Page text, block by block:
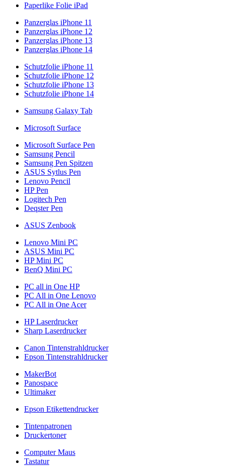
Paperlike Folie iPad
Panzerglas iPhone 11
Panzerglas iPhone 12
Panzerglas iPhone 13
Panzerglas iPhone 14
Schutzfolie iPhone 11
Schutzfolie iPhone 12
Schutzfolie iPhone 13
Schutzfolie iPhone 14
Samsung Galaxy Tab
Microsoft Surface
Microsoft Surface Pen
Samsung Pencil
Samsung Pen Spitzen
ASUS Sytlus Pen
Lenovo Pencil
HP Pen
Logitech Pen
Deqster Pen
ASUS Zenbook
Lenovo Mini PC
ASUS Mini PC
HP Mini PC
BenQ Mini PC
PC all in One HP
PC All in One Lenovo
PC All in One Acer
HP Laserdrucker
Sharp Laserdrucker
Canon Tintenstrahldrucker
Epson Tintenstrahldrucker
MakerBot
Panospace
Ultimaker
Epson Etikettendrucker
Tintenpatronen
Druckertoner
Computer Maus
Tastatur